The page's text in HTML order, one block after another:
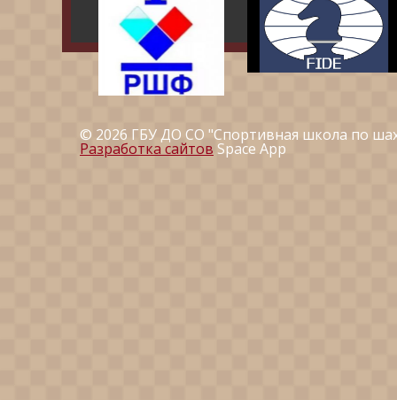
© 2026 ГБУ ДО СО "Спортивная школа по
Разработка сайтов Space App